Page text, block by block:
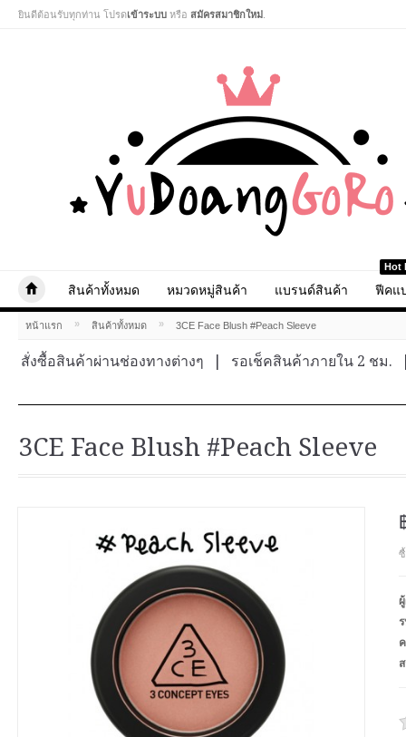
ยินดีต้อนรับทุกท่าน โปรดเข้าระบบ หรือ สมัครสมาชิกใหม่
สินค้าทั้งหมด หมวดหมู่สินค้า แบรนด์สินค้า
Hot
ฟีคแ
หน้าแรก » สินค้าทั้งหมด » 3CE Face Blush #Peach Sleeve
สั่งซื้อสินค้าผ่านช่องทางต่างๆ รอเช็คสินค้าภายใน 2 ชม.
3CE Face Blush #Peach Sleeve